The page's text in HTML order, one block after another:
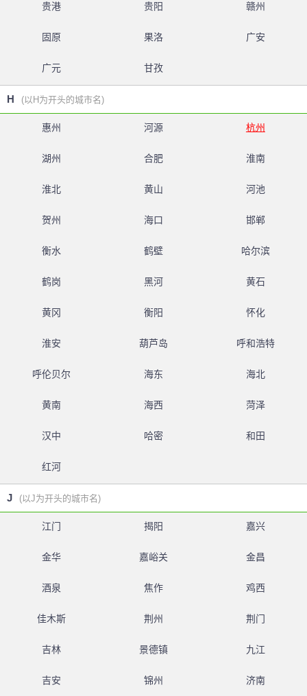
贵港 贵阳 赣州
固原 果洛 广安
广元 甘孜
H (以H为开头的城市名)
惠州 河源 杭州
湖州 合肥 淮南
淮北 黄山 河池
贺州 海口 邯郸
衡水 鹤壁 哈尔滨
鹤岗 黑河 黄石
黄冈 衡阳 怀化
淮安 葫芦岛 呼和浩特
呼伦贝尔 海东 海北
黄南 海西 菏泽
汉中 哈密 和田
红河
J (以J为开头的城市名)
江门 揭阳 嘉兴
金华 嘉峪关 金昌
酒泉 焦作 鸡西
佳木斯 荆州 荆门
吉林 景德镇 九江
吉安 锦州 济南